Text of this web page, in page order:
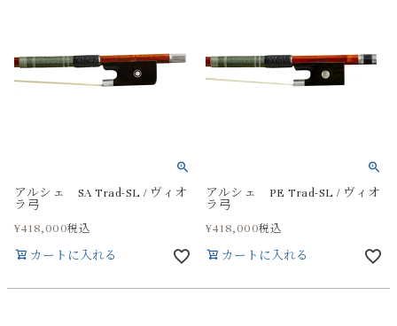
アルシェ SA Trad-SL / ヴィオ
ラ弓
¥418,000税込
カートに入れる
アルシェ PE Trad-SL / ヴィオ
ラ弓
¥418,000税込
カートに入れる